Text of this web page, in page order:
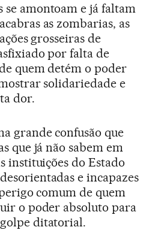
se amontoam e já faltam
as zombarias, as
grosseiras de
por falta de
quem detém o poder
solidariedade e
dor.
grande confusão que
que já não sabem em
instituições do Estado
e incapazes
comum de quem
o poder absoluto para
ditatorial.